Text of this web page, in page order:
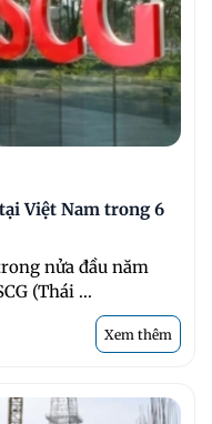
Việt Nam trong 6
nửa đầu năm
(Thái ...
Xem thêm